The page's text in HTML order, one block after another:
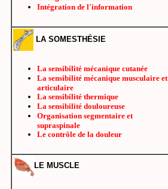
Intégration de l'information
LA SOMESTHÉSIE
La sensibilité mécanique cutanée
La sensibilité mécanique musculaire et
articulaire
La sensibilité thermique
La sensibilité douloureuse
Organisation segmentaire et
supraspinale
Le contrôle de la douleur
LE MUSCLE